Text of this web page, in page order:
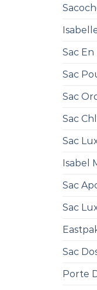
Sac
Sac
Sac
Sac
Sac
Isabel
Sac
Sac
Sac
Porte